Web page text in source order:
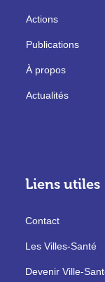
Actions
Publications
À propos
Actualités
Liens utiles
Contact
Les Villes-Santé
Devenir Ville-